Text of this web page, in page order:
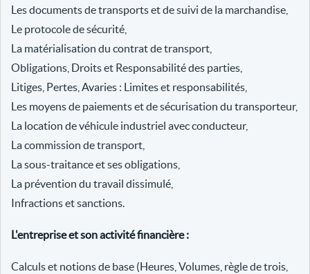
Les documents de transports et de suivi de la marchandise,
Le protocole de sécurité,
La matérialisation du contrat de transport,
Obligations, Droits et Responsabilité des parties,
Litiges, Pertes, Avaries : Limites et responsabilités,
Les moyens de paiements et de sécurisation du transporteur,
La location de véhicule industriel avec conducteur,
La commission de transport,
La sous-traitance et ses obligations,
La prévention du travail dissimulé,
Infractions et sanctions.
L'entreprise et son activité financière :
Calculs et notions de base (Heures, Volumes, règle de trois,